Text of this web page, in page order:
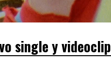
single y videoclip